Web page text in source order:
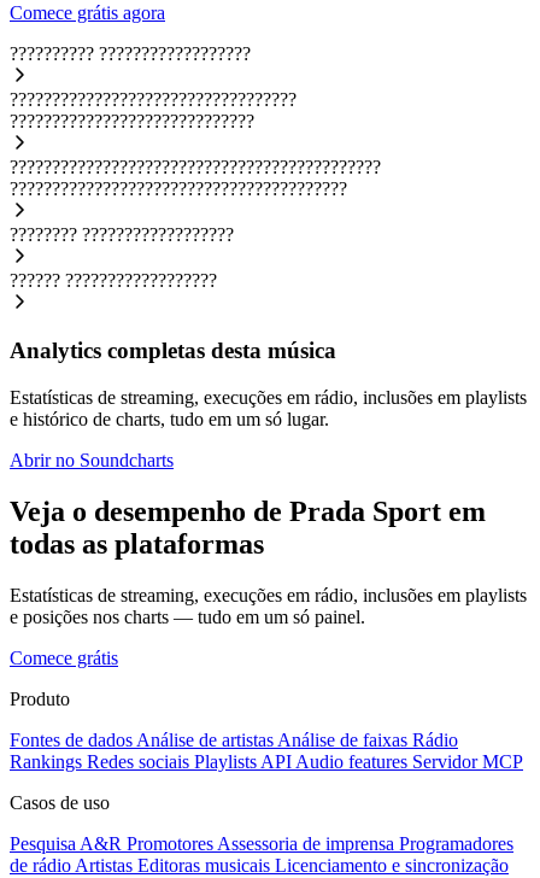
Comece grátis agora
?????????? ??????????????????
??????????????????????????????????
?????????????????????????????
????????????????????????????????????????????
????????????????????????????????????????
???????? ??????????????????
?????? ??????????????????
Analytics completas desta música
Estatísticas de streaming, execuções em rádio, inclusões em playlists
e histórico de charts, tudo em um só lugar.
Abrir no Soundcharts
Veja o desempenho de Prada Sport em
todas as plataformas
Estatísticas de streaming, execuções em rádio, inclusões em playlists
e posições nos charts — tudo em um só painel.
Comece grátis
Produto
Fontes de dados Análise de artistas Análise de faixas Rádio
Rankings Redes sociais Playlists API Audio features Servidor MCP
Casos de uso
Pesquisa A&R Promotores Assessoria de imprensa Programadores
de rádio Artistas Editoras musicais Licenciamento e sincronização